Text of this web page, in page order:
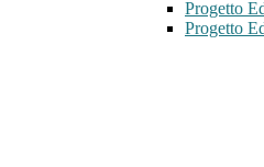
Progetto
Progetto